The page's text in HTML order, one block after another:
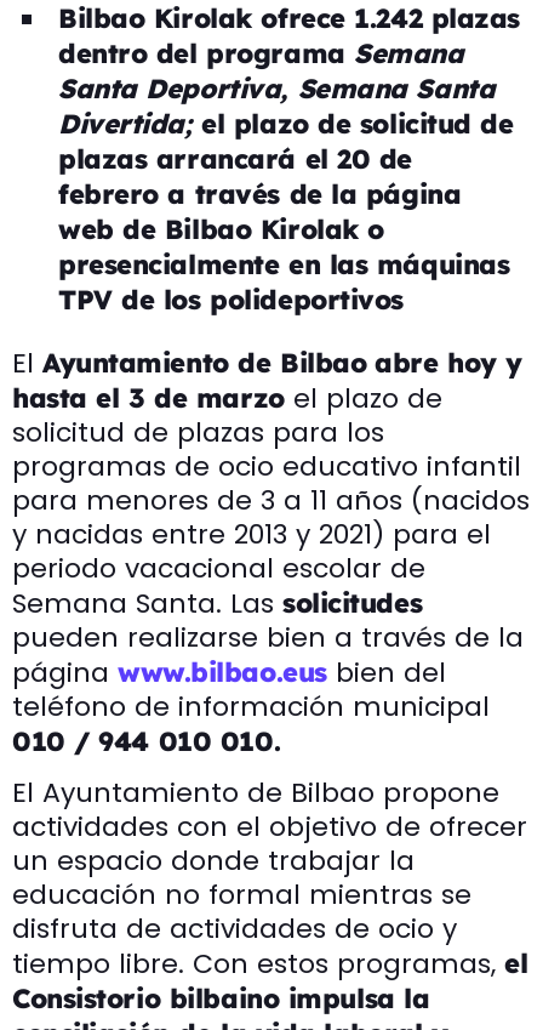
Bilbao Kirolak ofrece 1.242 plazas
dentro del programa Semana
Santa Deportiva, Semana Santa
Divertida;el plazo de solicitud de
plazas arrancará el 20 de
febrero a través de la página
web de Bilbao Kirolak o
presencialmente en las máquinas
TPV de los polideportivos
El Ayuntamiento de Bilbao abre hoy y
hasta el 3 de marzoel plazo de
solicitud de plazas para los
programas de ocio educativo infantil
para menores de 3 a 11 años (nacidos
y nacidas entre 2013 y 2021) para el
periodo vacacional escolar de
Semana Santa. Las solicitudes
pueden realizarse bien a través de la
página www.bilbao.eusbien del
teléfono de información municipal
010 / 944 010 010.
El Ayuntamiento de Bilbao propone
actividades con el objetivo de ofrecer
un espacio donde trabajar la
educación no formal mientras se
disfruta de actividades de ocio y
tiempo libre. Con estos programas, el
Consistorio bilbaino impulsa la